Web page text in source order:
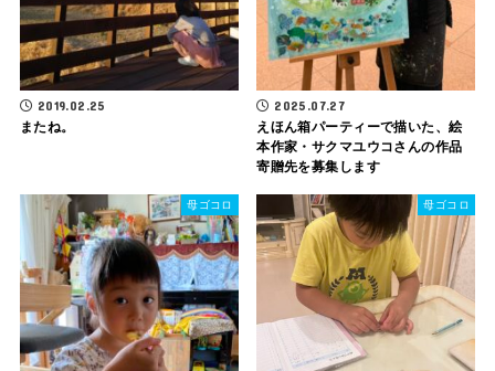
2019.02.25
またね。
2025.07.27
えほん箱パーティーで描いた、絵
本作家・サクマユウコさんの作品
寄贈先を募集します
母ゴコロ 母ゴコロ